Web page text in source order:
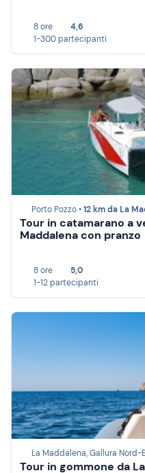
8 ore
4,6
1-300 partecipanti
Porto Pozzo •12 km da La
Tour in catamarano a
Maddalena con pranzo
8 ore
5,0
1-12 partecipanti
La Maddalena, Gallura Nord-
Tour in gommone da